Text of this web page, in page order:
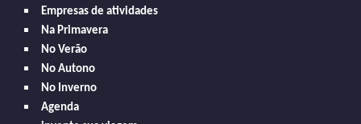
Empresas de atividades
Na Primavera
No Verão
No Autono
No Inverno
Agenda